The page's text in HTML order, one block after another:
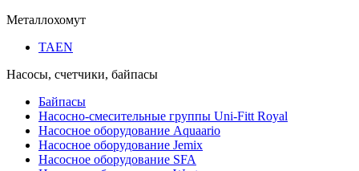
Металлохомут
TAEN
Насосы, счетчики, байпасы
Байпасы
Насосно-смесительные группы Uni-Fitt Royal
Насосное оборудование Aquaario
Насосное оборудование Jemix
Насосное оборудование SFA